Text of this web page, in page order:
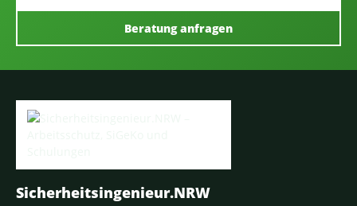
Beratung anfragen
Sicherheitsingenieur.NRW